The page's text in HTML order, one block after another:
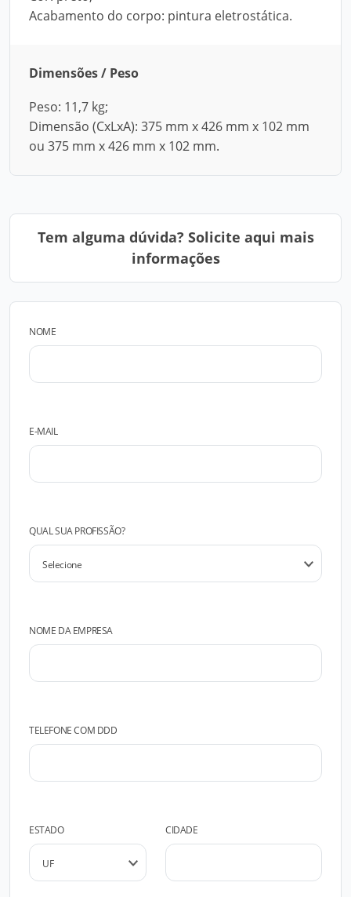
Acabamento do corpo: pintura eletrostática.
Dimensões / Peso
Peso: 11,7 kg;
Dimensão (CxLxA): 375 mm x 426 mm x 102 mm
ou 375 mm x 426 mm x 102 mm.
Tem alguma dúvida? Solicite aqui mais
informações
NOME
E-MAIL
QUAL SUA PROFISSÃO?
NOME DA EMPRESA
TELEFONE COM DDD
ESTADO CIDADE